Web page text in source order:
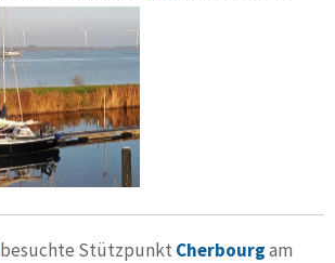
besuchte Stützpunkt Cherbourgam